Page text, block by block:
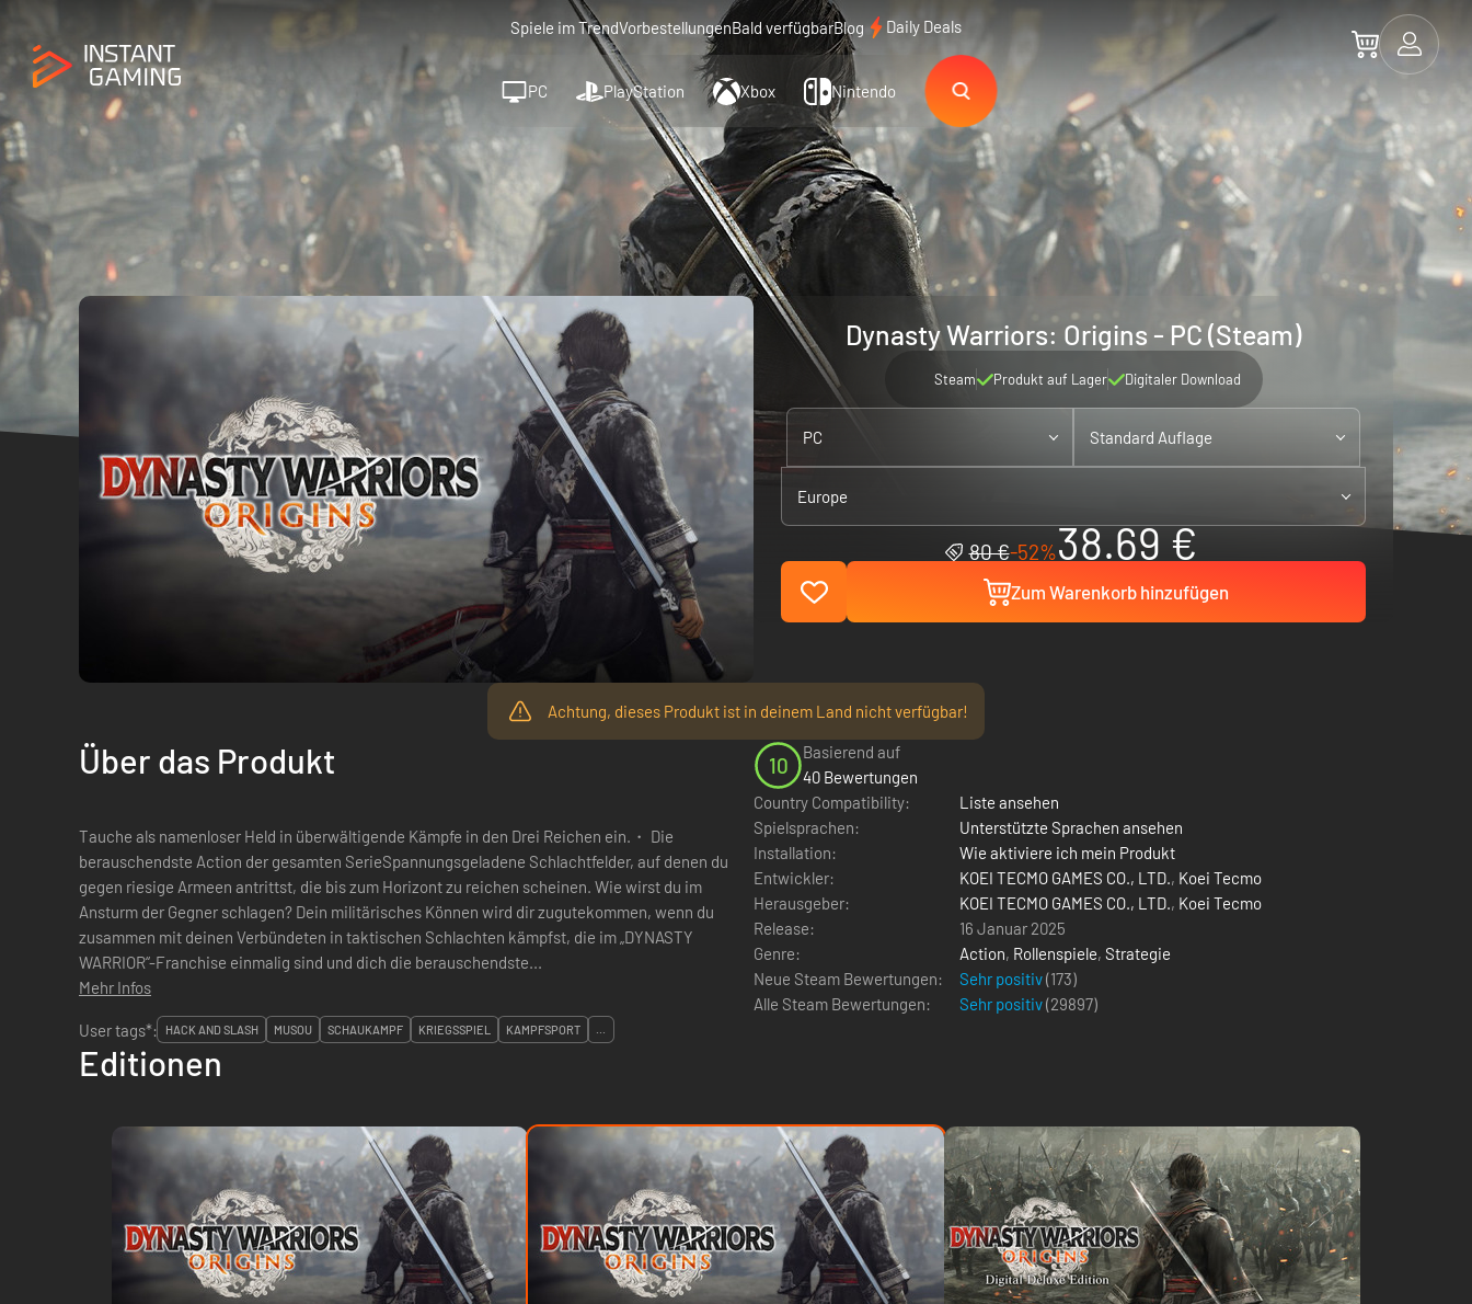
Spiele im TrendVorbestellungenBald verfügbarBlog Daily Deals
PC PlayStation Xbox Nintendo
Dynasty Warriors: Origins - PC (Steam)
Steam Produkt auf Lager Digitaler Download
PC Standard Auflage
Europe
80 €-52%38.69 €
Zum Warenkorb hinzufügen
Achtung, dieses Produkt ist in deinem Land nicht verfügbar!
Über das Produkt
Tauche als namenloser Held in überwältigende Kämpfe in den Drei Reichen ein.・ Die
berauschendste Action der gesamten SerieSpannungsgeladene Schlachtfelder, auf denen du
gegen riesige Armeen antrittst, die bis zum Horizont zu reichen scheinen. Wie wirst du im
Ansturm der Gegner schlagen? Dein militärisches Können wird dir zugutekommen, wenn du
zusammen mit deinen Verbündeten in taktischen Schlachten kämpfst, die im „DYNASTY
WARRIOR“-Franchise einmalig sind und dich die berauschendste...
Mehr Infos
10
Basierend auf
40 Bewertungen
Country Compatibility:
Liste ansehen
Spielsprachen:
Unterstützte Sprachen ansehen
Installation:
Wie aktiviere ich mein Produkt
Entwickler:
KOEI TECMO GAMES CO., LTD., Koei Tecmo
Herausgeber:
KOEI TECMO GAMES CO., LTD., Koei Tecmo
Release:
16 Januar 2025
Genre:
Action, Rollenspiele, Strategie
Neue Steam Bewertungen:
Sehr positiv(173)
Alle Steam Bewertungen:
Sehr positiv(29897)
User tags*:
HACK AND SLASH MUSOU SCHAUKAMPF KRIEGSSPIEL KAMPFSPORT ...
Editionen